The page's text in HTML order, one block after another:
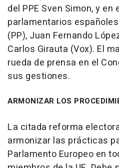
del PPE Sven Simon, y en
parlamentarios
(PP), Juan Fernando
Carlos Girauta (Vox). El
rueda de prensa en el
sus gestiones.
ARMONIZAR LOS
La citada reforma
armonizar las prácticas
Parlamento Europeo en